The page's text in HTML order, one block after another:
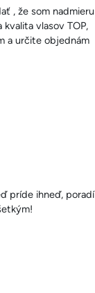
, že som nadmieru
kvalita vlasov TOP,
a určite objednám
príde ihneď, poradí